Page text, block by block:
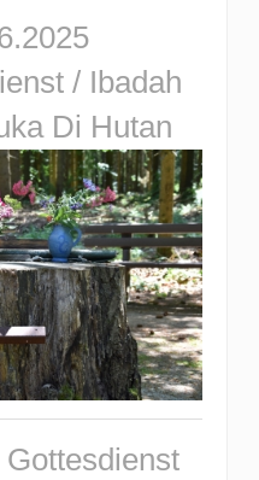
/ Ibadah
Di Hutan